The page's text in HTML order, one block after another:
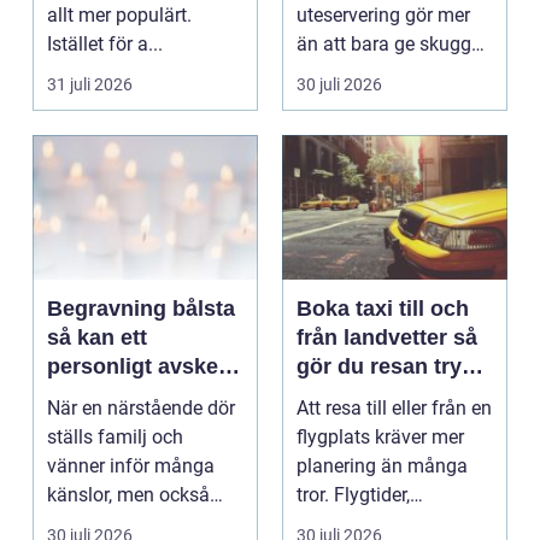
allt mer populärt.
Istället för a...
31 juli 2026
uteservering gör mer
än att bara ge skugga.
Det påverkar hur länge
gäs...
30 juli 2026
Begravning bålsta
så kan ett
personligt avsked
formas
När en närstående dör
ställs familj och
vänner inför många
känslor, men också
praktiska beslut. En b...
30 juli 2026
Boka taxi till och
från landvetter så
gör du resan trygg
och smidig
Att resa till eller från en
flygplats kräver mer
planering än många
tror. Flygtider,
packning, säker...
30 juli 2026